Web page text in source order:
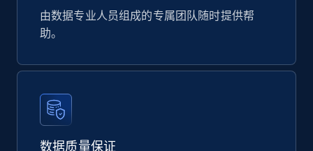
mercadolivre.com.br products
Tags, Final price, Original price, and more.
eCommerce
由数据专业人员组成的专属团队随时提供帮
助。
数据质量保证